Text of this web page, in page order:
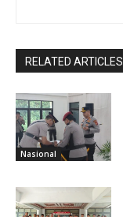
RELATED ARTICLES
Nasional